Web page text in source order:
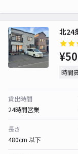
北24
時間
貸出時間
24時間営業
長さ
480cm 以下